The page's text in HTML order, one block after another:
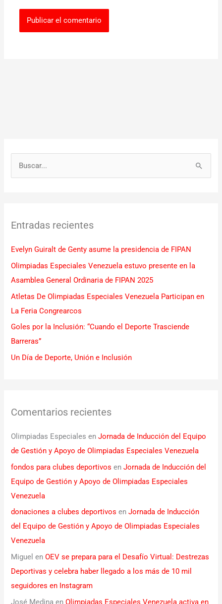
a
p
o
r
:
Entradas recientes
Evelyn Guiralt de Genty asume la presidencia de FIPAN
Olimpiadas Especiales Venezuela estuvo presente en la
Asamblea General Ordinaria de FIPAN 2025
Atletas De Olimpiadas Especiales Venezuela Participan en
La Feria Congrearcos
Goles por la Inclusión: “Cuando el Deporte Trasciende
Barreras”
Un Día de Deporte, Unión e Inclusión
Comentarios recientes
Olimpiadas Especiales enJornada de Inducción del Equipo
de Gestión y Apoyo de Olimpiadas Especiales Venezuela
fondos para clubes deportivos enJornada de Inducción del
Equipo de Gestión y Apoyo de Olimpiadas Especiales
Venezuela
donaciones a clubes deportivos enJornada de Inducción
del Equipo de Gestión y Apoyo de Olimpiadas Especiales
Venezuela
Miguel enOEV se prepara para el Desafío Virtual: Destrezas
Deportivas y celebra haber llegado a los más de 10 mil
seguidores en Instagram
José Medina enOlimpiadas Especiales Venezuela activa en